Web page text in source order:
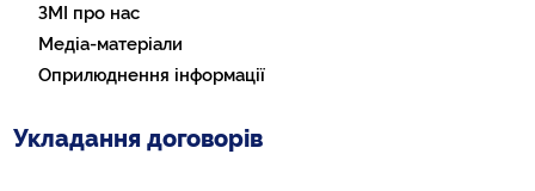
ЗМІ про нас
Медіа-матеріали
Оприлюднення інформації
Укладання договорів